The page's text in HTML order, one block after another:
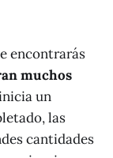
encontrarás
muchos
un
las
cantidades